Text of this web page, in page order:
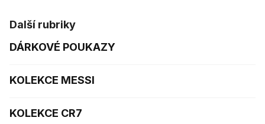
Další rubriky
DÁRKOVÉ POUKAZY
KOLEKCE MESSI
KOLEKCE CR7